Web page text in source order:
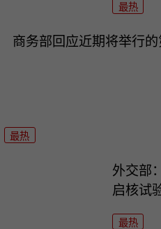
最热
商务部回应近期将举行
最热
外交部
启核试
最热